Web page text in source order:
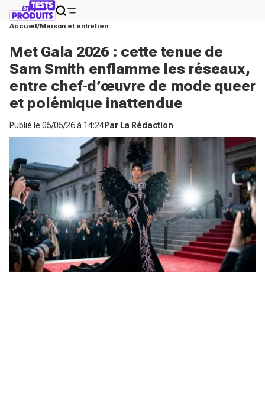
Accueil Maison et entretien
Met Gala 2026 : cette tenue de
Sam Smith enflamme les réseaux,
entre chef-d’œuvre de mode queer
et polémique inattendue
Publié le 05/05/26 à 14:24Par La Rédaction